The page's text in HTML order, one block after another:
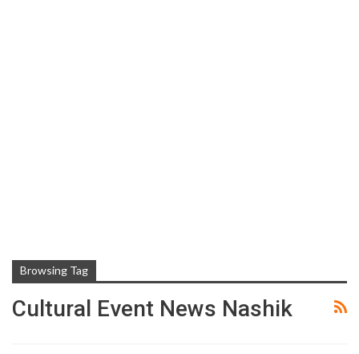
Browsing Tag
Cultural Event News Nashik